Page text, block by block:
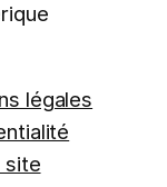
légales
site